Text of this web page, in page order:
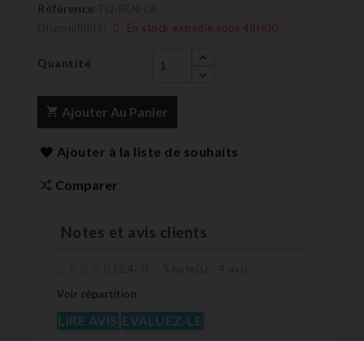
Référence
En stock expédié sous 48H00
Quantité
Ajouter Au Panier
Ajouter à la liste de souhaits
Comparer
Notes et avis clients
Voir répartition
LIRE AVIS EVALUEZ-LE